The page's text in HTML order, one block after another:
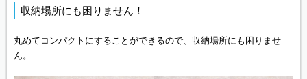
収納場所にも困りません！
丸めてコンパクトにすることができるので、収納場所にも困りませ
ん。